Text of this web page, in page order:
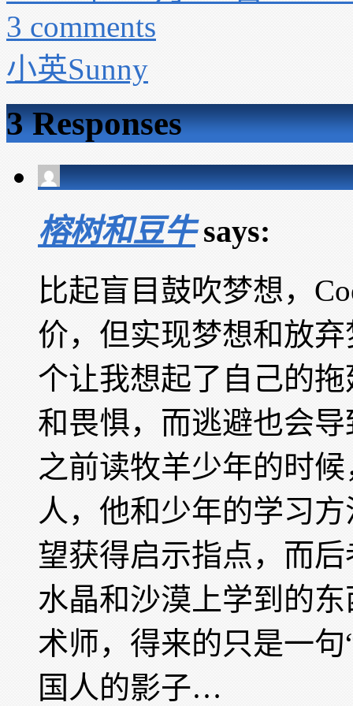
3 comments
小英Sunny
3 Responses
榕树和豆牛 says:
比起盲目鼓吹梦想，
价，但实现梦想和放
个让我想起了自己的
和畏惧，而逃避也会
之前读牧羊少年的时
人，他和少年的学习
望获得启示指点，而
水晶和沙漠上学到的
术师，得来的只是一
国人的影子…